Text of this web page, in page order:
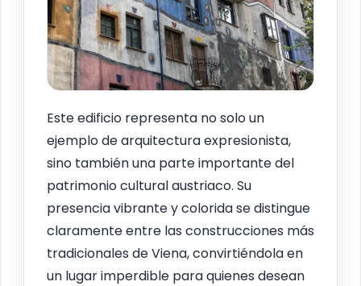
Este edificio representa no solo un
ejemplo de arquitectura expresionista,
sino también una parte importante del
patrimonio cultural austriaco. Su
presencia vibrante y colorida se distingue
claramente entre las construcciones más
tradicionales de Viena, convirtiéndola en
un lugar imperdible para quienes desean